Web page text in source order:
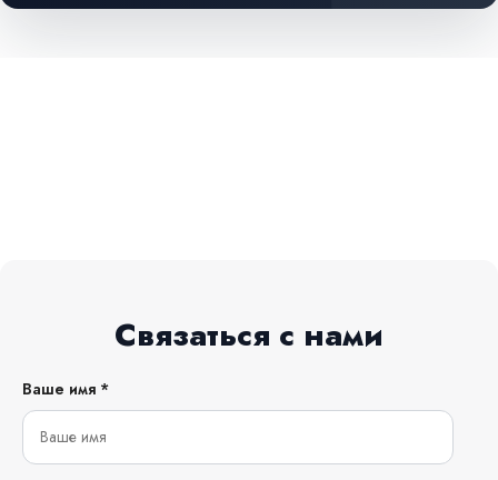
Связаться с нами
Ваше имя *